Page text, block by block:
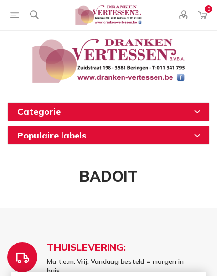
0
Categorie
Populaire labels
BADOIT
THUISLEVERING:
Ma t.e.m. Vrij: Vandaag besteld = morgen in
huis